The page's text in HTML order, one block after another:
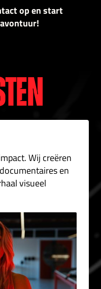
op en start
Wij creëren
en
visueel